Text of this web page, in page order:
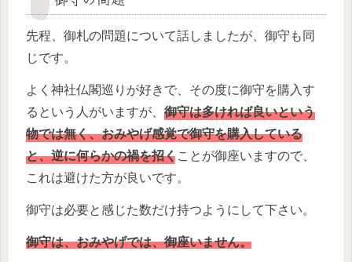
先程、御札の問題について話しましたが、御守も同
じです。
よく神社仏閣巡りが好きで、その度に御守を購入す
るという人がいますが、 御守は多ければ良いという
物では無く、おみやげ感覚で御守を購入している
と、逆に何らかの禍を招く ことが御座いますので、
これは避けた方が良いです。
御守は必要と感じた数だけ持つようにして下さい。
御守は、おみやげでは、御座いません。